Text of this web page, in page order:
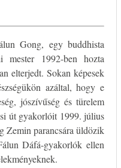
Gong, egy buddhista
mester 1992-ben hozta
elterjedt. Sokan képesek
azáltal, hogy e
jószívűség és türelem
út gyakorlóit 1999. július
Zemin parancsára üldözik
Dáfá-gyakorlók ellen